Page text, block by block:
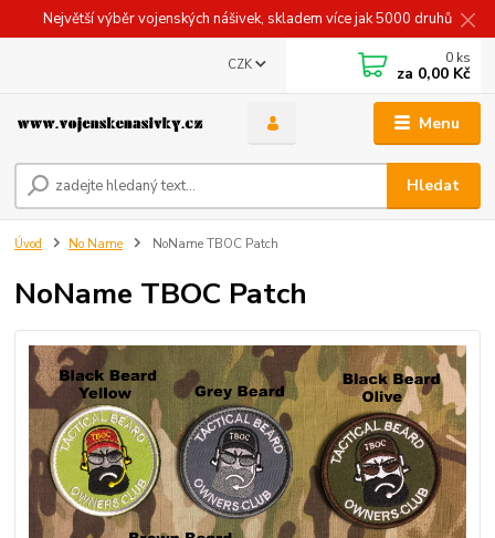
Největší výběr vojenských nášivek, skladem více jak 5000 druhů
Menu
CZK
Hledat
0 ks
za 0,00 Kč
Úvod No Name NoName TBOC Patch
NoName TBOC Patch